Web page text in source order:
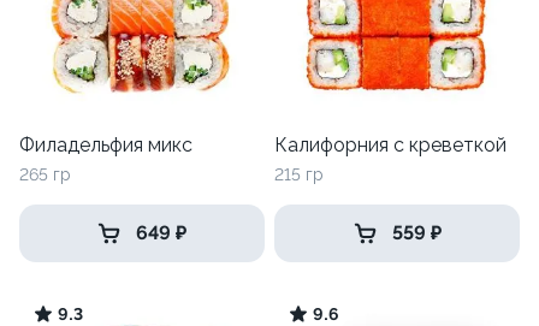
Филадельфия микс
265 гр
649 ₽
Калифорния с креветкой
215 гр
559 ₽
9.3 9.6